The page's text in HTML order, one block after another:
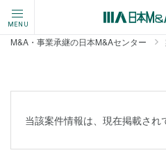
MENU
M&A・事業承継の日本M&Aセンター
当該案件情報は、現在掲載され